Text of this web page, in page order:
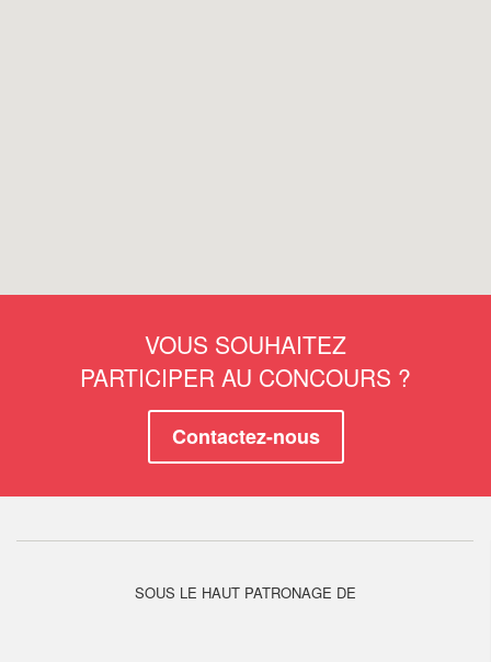
VOUS SOUHAITEZ
PARTICIPER AU CONCOURS ?
Contactez-nous
SOUS LE HAUT PATRONAGE DE